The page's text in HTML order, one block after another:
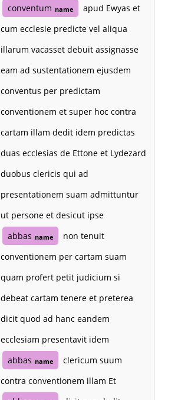
conventum name
apud Ewyas et
cum ecclesie predicte vel aliqua
illarum vacasset debuit assignasse
eam ad sustentationem ejusdem
conventus per predictam
conventionem et super hoc contra
cartam illam dedit idem predictas
duas ecclesias de Ettone et Lydezard
duobus clericis qui ad
presentationem suam admittuntur
ut persone et desicut ipse
abbas name
non tenuit
conventionem per cartam suam
quam profert petit judicium si
debeat cartam tenere et preterea
dicit quod ad hanc eandem
ecclesiam presentavit idem
abbas name
clericum suum
contra conventionem illam Et